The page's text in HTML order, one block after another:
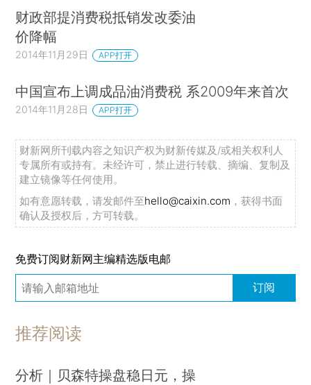
财政部提消费税抵销发改委油
价降幅
2014年11月29日 APP打开
中国宣布上调成品油消费税 系2009年来首次
2014年11月28日 APP打开
财新网所刊载内容之知识产权为财新传媒及/或相关权利人
专属所有或持有。未经许可，禁止进行转载、摘编、复制及
建立镜像等任何使用。
如有意愿转载，请发邮件至hello@caixin.com ，获得书面
确认及授权后，方可转载。
免费订阅财新网主编精选版电邮
订阅
推荐阅读
分析｜贝森特操盘稳日元，操